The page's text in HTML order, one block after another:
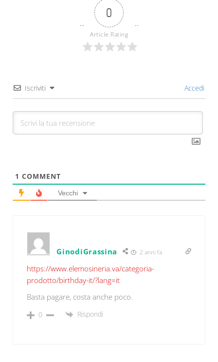
0
Article Rating
Iscriviti Accedi
1 COMMENT
Vecchi
GinodiGrassina 2 anni fa
https://www.elemosineria.va/categoria-
prodotto/birthday-it/?lang=it
Basta pagare, costa anche poco.
0 Rispondi